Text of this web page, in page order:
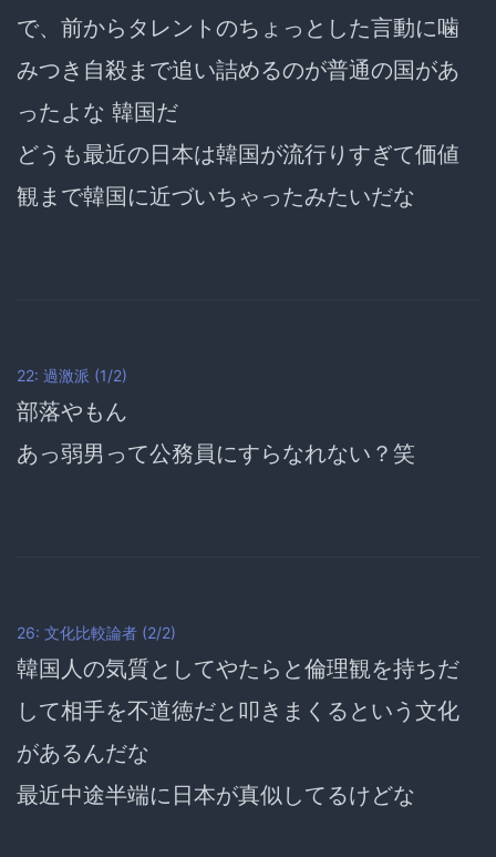
で、前からタレントのちょっとした言動に噛
みつき 自殺まで追い詰めるのが普通の国があ
ったよな 韓国だ
どうも最近の日本は韓国が流行りすぎて価値
観まで韓国に近づいちゃったみたいだな
22: 過激派 (1/2)
部落やもん
あっ弱男って公務員にすらなれない？笑
26: 文化比較論者 (2/2)
韓国人の気質としてやたらと倫理観を持ちだ
して相手を不道徳だと叩きまくる という文化
があるんだな
最近中途半端に日本が真似してるけどな